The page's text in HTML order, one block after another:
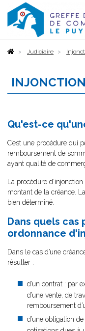
AccueilJudiciaire
Qu'est-ce
C’est une procédure qui
remboursement de
ayant qualité de
La procédure
montant de la créance.
bien déterminé.
Dans quels cas
ordonnance
Dans le cas d’une
résulter :
d’un contrat : par
d’une vente, de
remboursement
d’une obligation